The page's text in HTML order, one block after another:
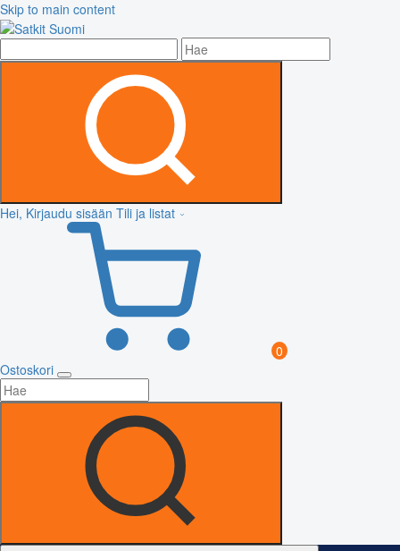
Skip to main content
Hei, Kirjaudu sisään Tili ja listat
0
Ostoskori